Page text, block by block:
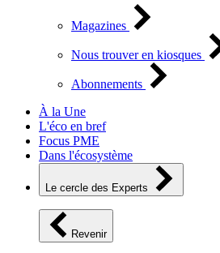
Magazines
Nous trouver en kiosques
Abonnements
À la Une
L'éco en bref
Focus PME
Dans l'écosystème
Le cercle des Experts
Revenir